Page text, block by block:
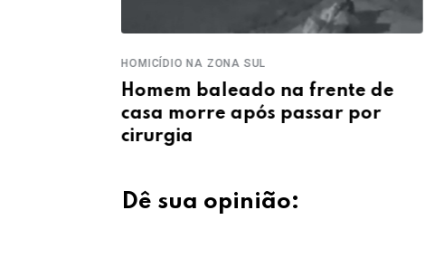
HOMICÍDIO NA ZONA SUL
Homem baleado na frente de
casa morre após passar por
cirurgia
Dê sua opinião: